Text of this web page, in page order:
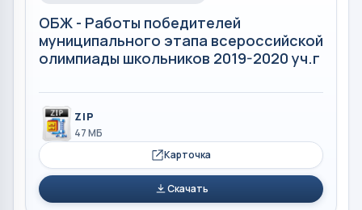
ОБЖ - Работы победителей
муниципального этапа всероссийской
олимпиады школьников 2019-2020 уч.г
ZIP
47 МБ
Карточка
Скачать